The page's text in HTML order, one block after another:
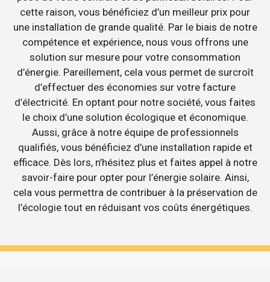
cette raison, vous bénéficiez d’un meilleur prix pour
une installation de grande qualité. Par le biais de notre
compétence et expérience, nous vous offrons une
solution sur mesure pour votre consommation
d’énergie. Pareillement, cela vous permet de surcroît
d’effectuer des économies sur votre facture
d’électricité. En optant pour notre société, vous faites
le choix d’une solution écologique et économique.
Aussi, grâce à notre équipe de professionnels
qualifiés, vous bénéficiez d’une installation rapide et
efficace. Dès lors, n’hésitez plus et faites appel à notre
savoir-faire pour opter pour l’énergie solaire. Ainsi,
cela vous permettra de contribuer à la préservation de
l’écologie tout en réduisant vos coûts énergétiques.